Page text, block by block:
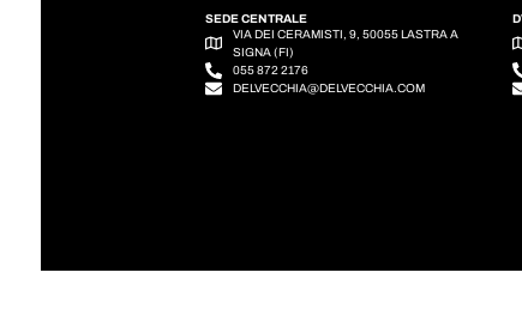
SEDE CENTRALE
VIA DEI CERAMISTI, 9, 50055 LASTRA A
SIGNA (FI)
055 872 2176
DELVECCHIA@DELVECCHIA.COM